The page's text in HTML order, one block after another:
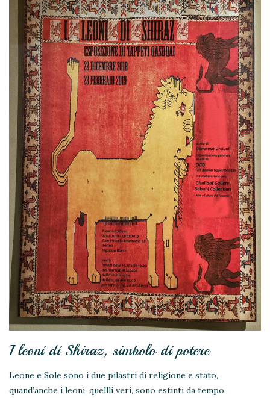
I leoni di Shiraz, simbolo di potere
Leone e Sole sono i due pilastri di religione e stato,
quand’anche i leoni, quellli veri, sono estinti da tempo.